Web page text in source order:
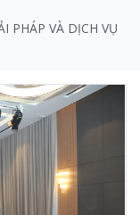
PHÁP VÀ DỊCH VỤ